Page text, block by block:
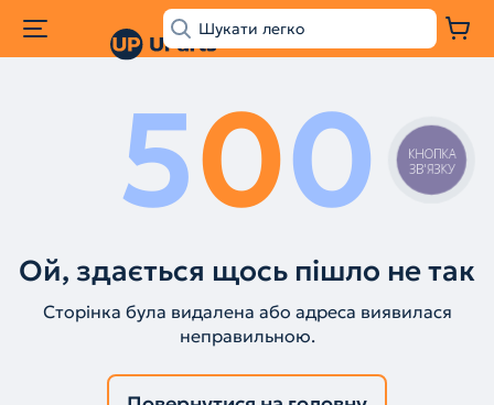
500
Ой, здається щось пішло не так
Сторінка була видалена або адреса виявилася
неправильною.
КНОПКА
ЗВ'ЯЗКУ